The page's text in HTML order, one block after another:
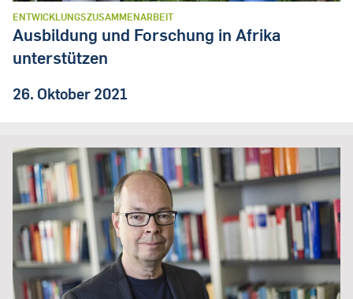
ENTWICKLUNGSZUSAMMENARBEIT
Ausbildung und Forschung in Afrika
unterstützen
26. Oktober 2021